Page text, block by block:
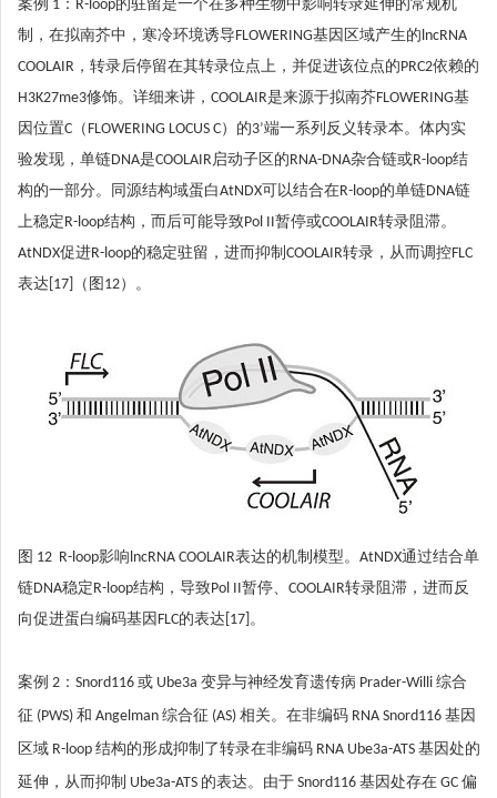
案例 1：R-loop的驻留是一个在多种生物中影响转录延伸的常规机
制，在拟南芥中，寒冷环境诱导FLOWERING基因区域产生的lncRNA
COOLAIR，转录后停留在其转录位点上，并促进该位点的PRC2依赖的
H3K27me3修饰。详细来讲，COOLAIR是来源于拟南芥FLOWERING基
因位置C（FLOWERING LOCUS C）的3’端一系列反义转录本。体内实
验发现，单链DNA是COOLAIR启动子区的RNA-DNA杂合链或R-loop结
构的一部分。同源结构域蛋白AtNDX可以结合在R-loop的单链DNA链
上稳定R-loop结构，而后可能导致Pol II暂停或COOLAIR转录阻滞。
AtNDX促进R-loop的稳定驻留，进而抑制COOLAIR转录，从而调控FLC
表达[17]（图12）。
图 12 R-loop影响lncRNA COOLAIR表达的机制模型。AtNDX通过结合单
链DNA稳定R-loop结构，导致Pol II暂停、COOLAIR转录阻滞，进而反
向促进蛋白编码基因FLC的表达[17]。
案例 2：Snord116 或 Ube3a 变异与神经发育遗传病 Prader-Willi 综合
征 (PWS) 和 Angelman 综合征 (AS) 相关。在非编码 RNA Snord116 基因
区域 R-loop 结构的形成抑制了转录在非编码 RNA Ube3a-ATS 基因处的
延伸，从而抑制 Ube3a-ATS 的表达。由于 Snord116 基因处存在 GC 偏